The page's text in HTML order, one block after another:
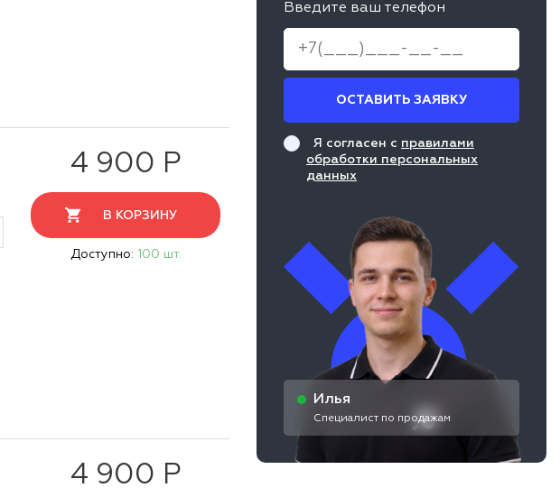
4 900 Р
В КОРЗИНУ
Доступно: 100 шт.
4 900 Р
Введите ваш телефон
ОСТАВИТЬ ЗАЯВКУ
Я согласен с правилами
обработки персональных
данных
Илья
Специалист по продажам